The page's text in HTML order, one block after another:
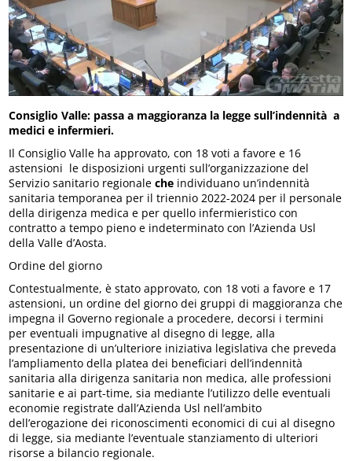
Consiglio Valle: passa a maggioranza la legge sull’indennità a
medici e infermieri.
Il Consiglio Valle ha approvato, con 18 voti a favore e 16
astensioni le disposizioni urgenti sull’organizzazione del
Servizio sanitario regionaleche individuano un’indennità
sanitaria temporanea per il triennio 2022-2024 per il personale
della dirigenza medica e per quello infermieristico con
contratto a tempo pieno e indeterminato con l’Azienda Usl
della Valle d’Aosta.
Ordine del giorno
Contestualmente, è stato approvato, con 18 voti a favore e 17
astensioni, un ordine del giorno dei gruppi di maggioranza che
impegna il Governo regionale a procedere, decorsi i termini
per eventuali impugnative al disegno di legge, alla
presentazione di un’ulteriore iniziativa legislativa che preveda
l’ampliamento della platea dei beneficiari dell’indennità
sanitaria alla dirigenza sanitaria non medica, alle professioni
sanitarie e ai part-time, sia mediante l’utilizzo delle eventuali
economie registrate dall’Azienda Usl nell’ambito
dell’erogazione dei riconoscimenti economici di cui al disegno
di legge, sia mediante l’eventuale stanziamento di ulteriori
risorse a bilancio regionale.